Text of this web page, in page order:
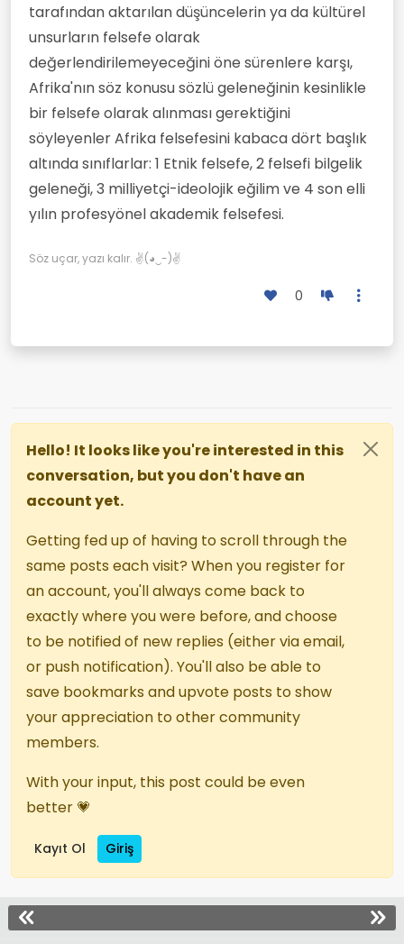
tarafından aktarılan düşüncelerin ya da kültürel
unsurların felsefe olarak
değerlendirilemeyeceğini öne sürenlere karşı,
Afrika'nın söz konusu sözlü geleneğinin kesinlikle
bir felsefe olarak alınması gerektiğini
söyleyenler Afrika felsefesini kabaca dört başlık
altında sınıflarlar: 1 Etnik felsefe, 2 felsefi bilgelik
geleneği, 3 milliyetçi-ideolojik eğilim ve 4 son elli
yılın profesyönel akademik felsefesi.
Söz uçar, yazı kalır. ✌(◕‿-)✌
0
Hello! It looks like you're interested in this
conversation, but you don't have an
account yet.
Getting fed up of having to scroll through the
same posts each visit? When you register for
an account, you'll always come back to
exactly where you were before, and choose
to be notified of new replies (either via email,
or push notification). You'll also be able to
save bookmarks and upvote posts to show
your appreciation to other community
members.
With your input, this post could be even
better 💗
Kayıt Ol Giriş